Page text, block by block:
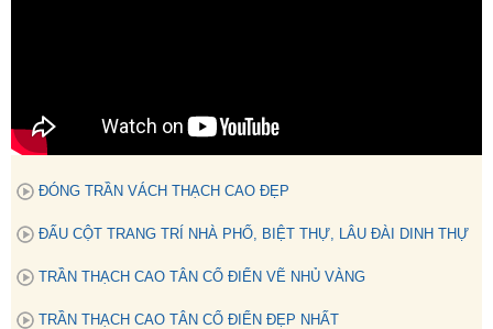
ĐÓNG TRẦN VÁCH THẠCH CAO ĐẸP
ĐẤU CỘT TRANG TRÍ NHÀ PHỐ, BIỆT THỰ, LÂU ĐÀI DINH THỰ
TRẦN THẠCH CAO TÂN CỔ ĐIỂN VẼ NHỦ VÀNG
TRẦN THẠCH CAO TÂN CỔ ĐIỂN ĐẸP NHẤT